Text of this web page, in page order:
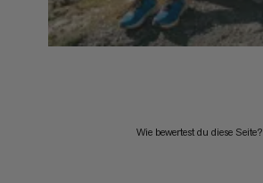
Wie bewertest du diese Seite?